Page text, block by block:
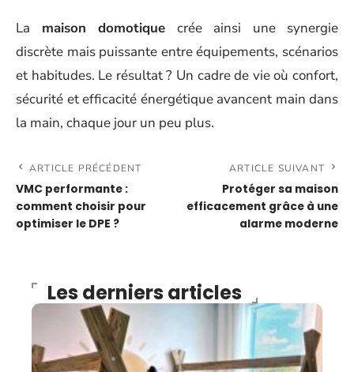
La maison domotique crée ainsi une synergie
discrète mais puissante entre équipements, scénarios
et habitudes. Le résultat ? Un cadre de vie où confort,
sécurité et efficacité énergétique avancent main dans
la main, chaque jour un peu plus.
ARTICLE PRÉCÉDENT
VMC performante :
comment choisir pour
optimiser le DPE ?
ARTICLE SUIVANT
Protéger sa maison
efficacement grâce à une
alarme moderne
Les derniers articles